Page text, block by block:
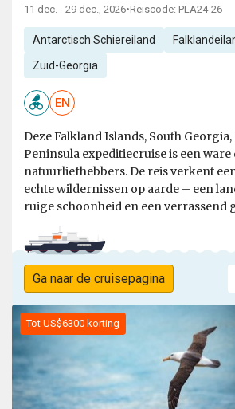
11 dec. - 29 dec., 2026•Reiscode: PLA24-26
Antarctisch Schiereiland
Zuid-Georgia
EN
Deze Falkland Islands, South
Peninsula expeditiecruise is een
natuurliefhebbers. De reis verkent
echte wildernissen op aarde – een
ruige schoonheid en een verrassend
Ga naar de cruisepagina
Tot US$6300 korting